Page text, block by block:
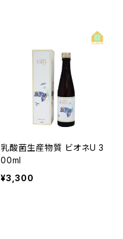
乳酸菌生産物質 ビオネU 3
00ml
¥3,300